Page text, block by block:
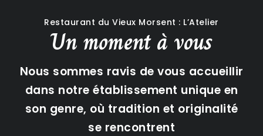
Restaurant du Vieux Morsent : L’Atelier
Un moment à vous
Nous sommes ravis de vous accueillir
dans notre établissement unique en
son genre, où tradition et originalité
se rencontrent